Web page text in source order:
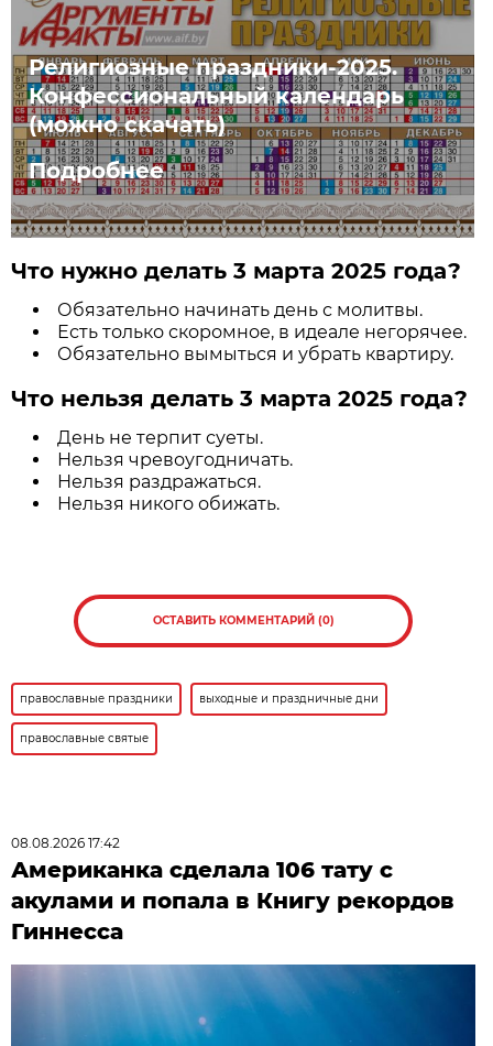
Религиозные праздники-2025.
Конфессиональный календарь
(можно скачать)
Подробнее
Что нужно делать 3 марта 2025 года?
Обязательно начинать день с молитвы.
Есть только скоромное, в идеале негорячее.
Обязательно вымыться и убрать квартиру.
Что нельзя делать 3 марта 2025 года?
День не терпит суеты.
Нельзя чревоугодничать.
Нельзя раздражаться.
Нельзя никого обижать.
ОСТАВИТЬ КОММЕНТАРИЙ (0)
православные праздники выходные и праздничные дни
православные святые
08.08.2026 17:42
Американка сделала 106 тату с
акулами и попала в Книгу рекордов
Гиннесса